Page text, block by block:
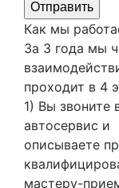
Отправить
Как мы
За 3 года мы
проходит в 4
1) Вы звоните
автосервис и
описываете
мастеру-